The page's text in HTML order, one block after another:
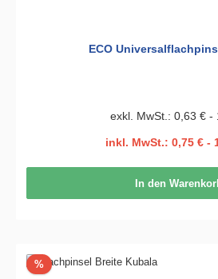
ECO
exkl. MwSt.: 0,63 € -
inkl. MwSt.: 0,75 € -
In den
%Rabatt